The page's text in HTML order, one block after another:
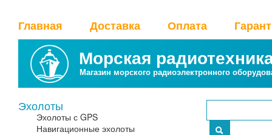
Главная Доставка Оплата
Морская
Магазин морского радиоэлектронного
Эхолоты
Эхолоты с GPS
Навигационные эхолоты